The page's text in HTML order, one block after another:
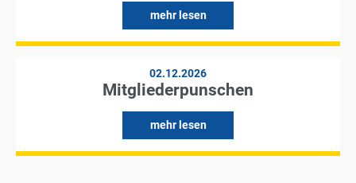
mehr lesen
02.12.2026
Mitgliederpunschen
mehr lesen